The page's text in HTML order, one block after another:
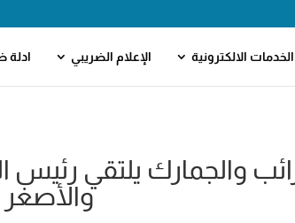
الخدمات الالكترونية الإعلام الضريبي ادلة
والجمارك يلتقي رئيس
والأصغر